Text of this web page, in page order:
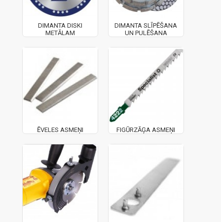
DIMANTA DISKI
METĀLAM
DIMANTA SLĪPĒŠANA
UN PULĒŠANA
ĒVELES ASMEŅI FIGŪRZĀĢA ASMEŅI